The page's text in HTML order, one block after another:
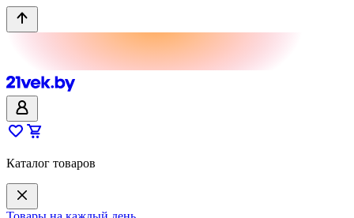
Каталог товаров